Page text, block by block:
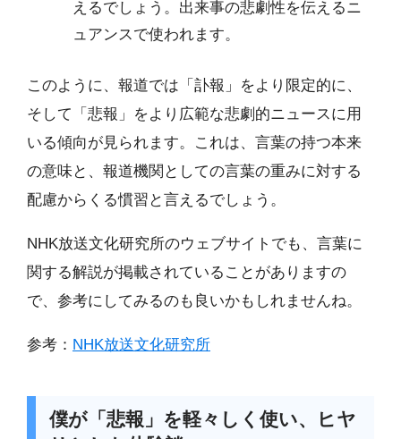
えるでしょう。出来事の悲劇性を伝えるニ
ュアンスで使われます。
このように、報道では「訃報」をより限定的に、
そして「悲報」をより広範な悲劇的ニュースに用
いる傾向が見られます。これは、言葉の持つ本来
の意味と、報道機関としての言葉の重みに対する
配慮からくる慣習と言えるでしょう。
NHK放送文化研究所のウェブサイトでも、言葉に
関する解説が掲載されていることがありますの
で、参考にしてみるのも良いかもしれませんね。
参考： NHK放送文化研究所
僕が「悲報」を軽々しく使い、ヒヤ